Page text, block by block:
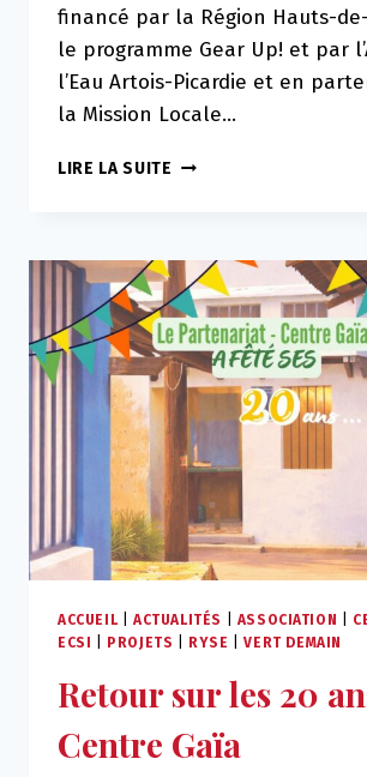
financé par la Région Hauts-
le programme Gear Up! et par
l’Eau Artois-Picardie et en
la Mission Locale…
LIRE LA SUITE VERT
MICRO-
PROJETS
PORTÉS
PAR
DES
JEUNES
DÉCOUVRIR
ACCUEIL ACTUALITÉS ASSOCIATION
ECSI
PROJETS RYSE |VERT DEMAIN
Retour sur les 20
Centre Gaïa